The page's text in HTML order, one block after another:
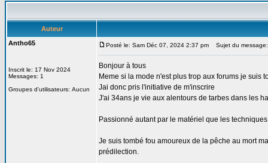
Auteur
Antho65
Inscrit le: 17 Nov 2024
Messages: 1
Groupes d'utilisateurs: Aucun
Posté le: Sam Déc 07, 2024 2:37 pm Sujet du
Bonjour à tous
Meme si la mode n'est plus trop aux forums je suis
Jai donc pris l'initiative de m'inscrire
J'ai 34ans je vie aux alentours de tarbes dans les
Passionné autant par le matériel que les
Je suis tombé fou amoureux de la pêche au mort
prédilection.